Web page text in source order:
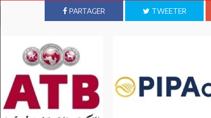
Commenter
PARTAGER TWEETER